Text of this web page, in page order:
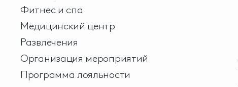
Фитнес и спа
Медицинский центр
Развлечения
Организация мероприятий
Программа лояльности